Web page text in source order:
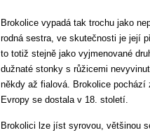
Brokolice vypadá tak trochu jako
rodná sestra, ve skutečnosti je její
to totiž stejně jako vyjmenované
dužnaté stonky s růžicemi
někdy až fialová. Brokolice
Evropy se dostala v 18. století.
Brokolici lze jíst syrovou, většinou